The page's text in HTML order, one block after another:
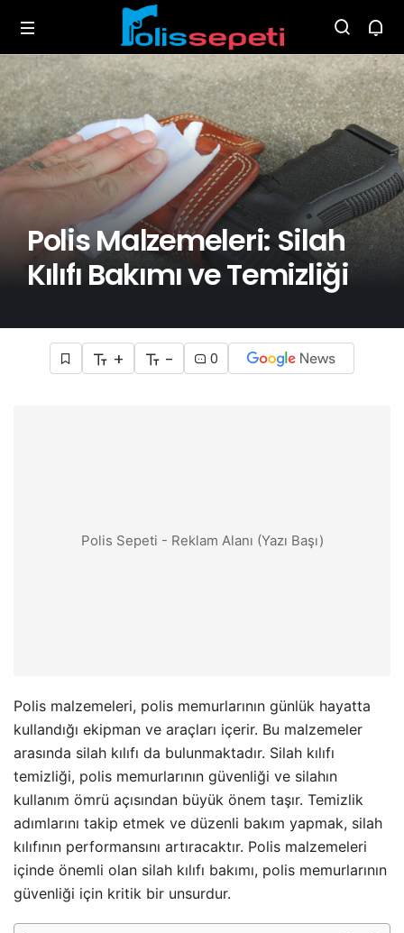
Polis Malzemeleri: Silah
Kılıfı Bakımı ve Temizliği
+ - 0
Polis Sepeti - Reklam Alanı (Yazı Başı)
Polis malzemeleri, polis memurlarının günlük hayatta
kullandığı ekipman ve araçları içerir. Bu malzemeler
arasında silah kılıfı da bulunmaktadır. Silah kılıfı
temizliği, polis memurlarının güvenliği ve silahın
kullanım ömrü açısından büyük önem taşır. Temizlik
adımlarını takip etmek ve düzenli bakım yapmak, silah
kılıfının performansını artıracaktır. Polis malzemeleri
içinde önemli olan silah kılıfı bakımı, polis memurlarının
güvenliği için kritik bir unsurdur.